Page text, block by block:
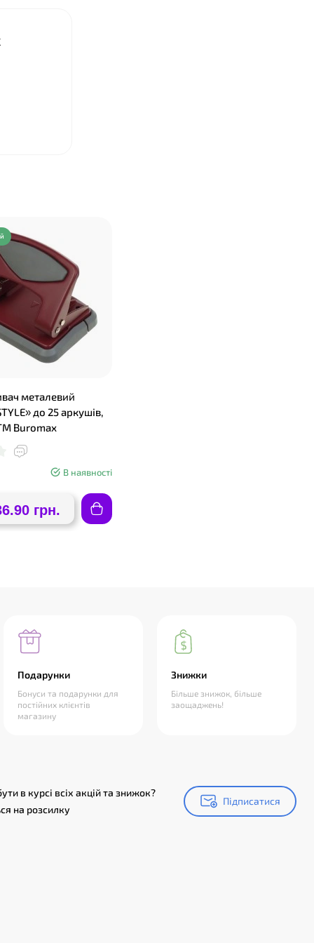
металевий
до 25 аркушів,
Buromax
В наявності
грн.
Подарунки
Бонуси та подарунки для
постійних клієнтів
магазину
Знижки
Більше знижок, більше
заощаджень!
в курсі всіх акцій та знижок?
на розсилку
Підписатися
Підписатися